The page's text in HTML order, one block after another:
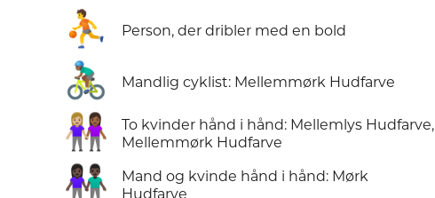
⛹️ Person, der dribler med en bold
🚴🏾‍♂️ Mandlig cyklist: Mellemmørk Hudfarve
👩🏼‍🤝‍👩🏾
To kvinder hånd i hånd: Mellemlys Hudfarve,
Mellemmørk Hudfarve
👫🏿
Mand og kvinde hånd i hånd: Mørk
Hudfarve